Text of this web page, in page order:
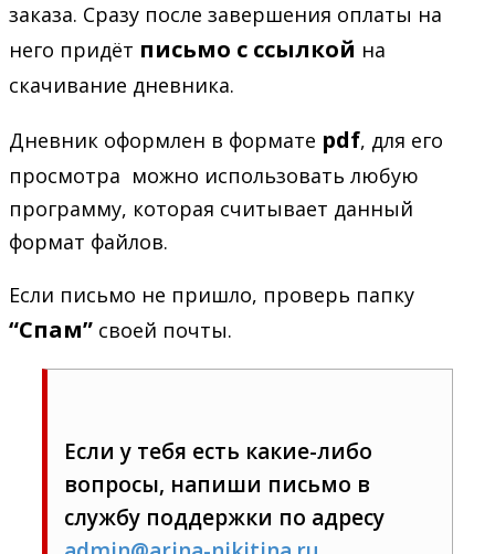
заказа. Сразу после завершения оплаты на
него придёт письмо с ссылкой на
скачивание дневника.
Дневник оформлен в формате pdf, для его
просмотра можно использовать любую
программу, которая считывает данный
формат файлов.
Если письмо не пришло, проверь папку
“Спам” своей почты.
Если у тебя есть какие-либо
вопросы, напиши письмо в
службу поддержки по адресу